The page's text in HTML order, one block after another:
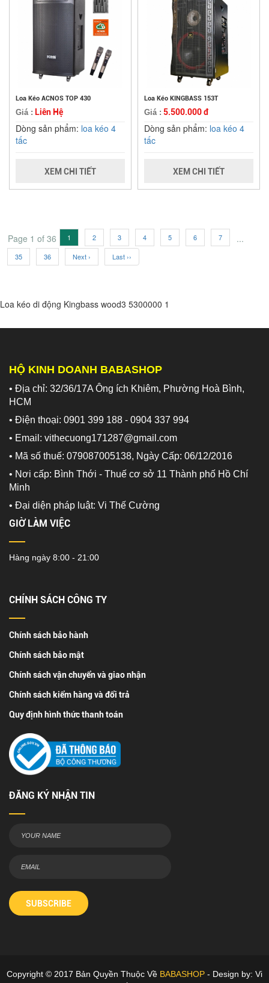
Loa Kéo ACNOS TOP 430
Giá : Liên Hệ
Dòng sản phẩm: loa kéo 4
tấc
XEM CHI TIẾT
Loa Kéo KINGBASS 153T
Giá : 5.500.000 đ
Dòng sản phẩm: loa kéo 4
tấc
XEM CHI TIẾT
Page 1 of 36 1 2 3 4 5 6 7 ...
35 36 Next › Last ››
Loa kéo di động Kingbass wood3 5300000 1
HỘ KINH DOANH BABASHOP
• Địa chỉ: 32/36/17A Ông ích Khiêm, Phường Hoà Bình,
HCM
• Điện thoại: 0901 399 188 - 0904 337 994
• Email: vithecuong171287@gmail.com
• Mã số thuế: 079087005138, Ngày Cấp: 06/12/2016
• Nơi cấp: Bình Thới - Thuế cơ sở 11 Thành phố Hồ Chí
Minh
• Đại diện pháp luật: Vi Thế Cường
GIỜ LÀM VIỆC
Hàng ngày 8:00 - 21:00
CHÍNH SÁCH CÔNG TY
Chính sách bảo hành
Chính sách bảo mật
Chính sách vận chuyển và giao nhận
Chính sách kiểm hàng và đổi trả
Quy định hình thức thanh toán
ĐĂNG KÝ NHẬN TIN
SUBSCRIBE
Copyright © 2017 Bản Quyền Thuộc Về BABASHOP - Design by: Vi